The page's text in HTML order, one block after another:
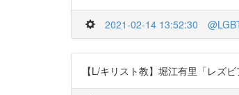
2021-02-14 13:52:30
【L/キリスト教】堀江有里「レズ